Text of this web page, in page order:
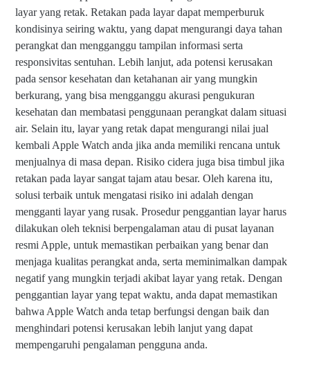
layar yang retak. Retakan pada layar dapat memperburuk
kondisinya seiring waktu, yang dapat mengurangi daya tahan
perangkat dan mengganggu tampilan informasi serta
responsivitas sentuhan. Lebih lanjut, ada potensi kerusakan
pada sensor kesehatan dan ketahanan air yang mungkin
berkurang, yang bisa mengganggu akurasi pengukuran
kesehatan dan membatasi penggunaan perangkat dalam situasi
air. Selain itu, layar yang retak dapat mengurangi nilai jual
kembali Apple Watch anda jika anda memiliki rencana untuk
menjualnya di masa depan. Risiko cidera juga bisa timbul jika
retakan pada layar sangat tajam atau besar. Oleh karena itu,
solusi terbaik untuk mengatasi risiko ini adalah dengan
mengganti layar yang rusak. Prosedur penggantian layar harus
dilakukan oleh teknisi berpengalaman atau di pusat layanan
resmi Apple, untuk memastikan perbaikan yang benar dan
menjaga kualitas perangkat anda, serta meminimalkan dampak
negatif yang mungkin terjadi akibat layar yang retak. Dengan
penggantian layar yang tepat waktu, anda dapat memastikan
bahwa Apple Watch anda tetap berfungsi dengan baik dan
menghindari potensi kerusakan lebih lanjut yang dapat
mempengaruhi pengalaman pengguna anda.